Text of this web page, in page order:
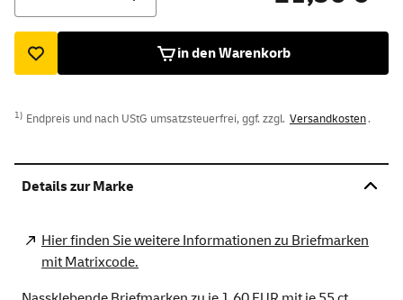
in den Warenkorb
1) Endpreis und nach UStG umsatzsteuerfrei, ggf. zzgl. Versandkosten.
Details zur Marke
Hier finden Sie weitere Informationen zu Briefmarken
mit Matrixcode.